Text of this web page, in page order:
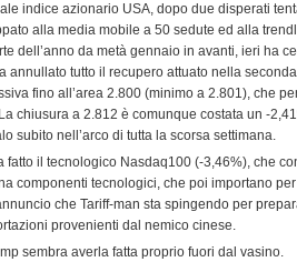
indice azionario USA, dopo due disperati
alla media mobile a 50 sedute ed alla
dell’anno da metà gennaio in avanti, ieri ha
annullato tutto il recupero attuato nella
fino all’area 2.800 (minimo a 2.801), che
chiusura a 2.812 è comunque costata un -
subito nell’arco di tutta la scorsa settimana.
fatto il tecnologico Nasdaq100 (-3,46%), che
componenti tecnologici, che poi importano
che Tariff-man sta spingendo per
provenienti dal nemico cinese.
sembra averla fatta proprio fuori dal vasino.